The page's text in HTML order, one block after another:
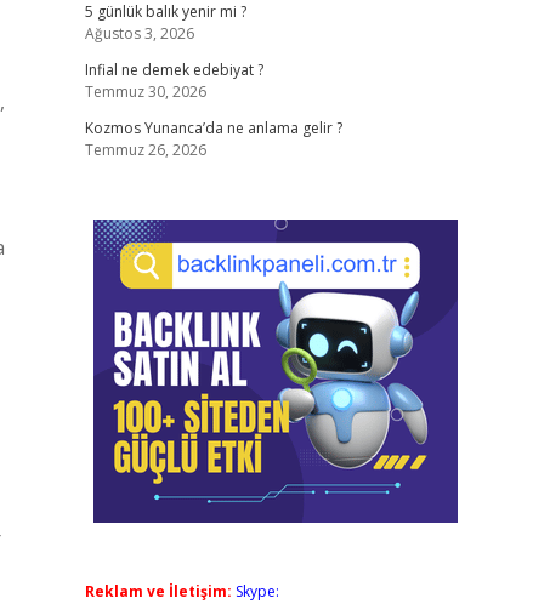
5 günlük balık yenir mi ?
Ağustos 3, 2026
Infial ne demek edebiyat ?
Temmuz 30, 2026
Kozmos Yunanca’da ne anlama gelir ?
Temmuz 26, 2026
Reklam ve İletişim: Skype: